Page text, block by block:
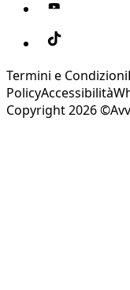
Termini e Condizioni
PolicyAccessibilità
Copyright 2026